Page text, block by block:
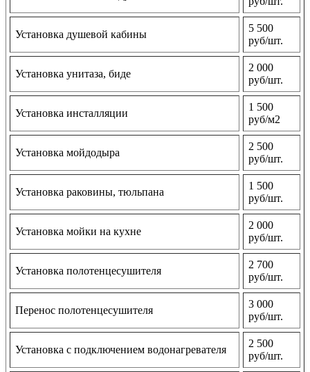
Установка душевой кабины
5 500
руб/шт.
Установка унитаза, биде
2 000
руб/шт.
Установка инсталляции
1 500
руб/м2
Установка мойдодыра
2 500
руб/шт.
Установка раковины, тюльпана
1 500
руб/шт.
Установка мойки на кухне
2 000
руб/шт.
Установка полотенцесушителя
2 700
руб/шт.
Перенос полотенцесушителя
3 000
руб/шт.
Установка с подключением водонагревателя
2 500
руб/шт.